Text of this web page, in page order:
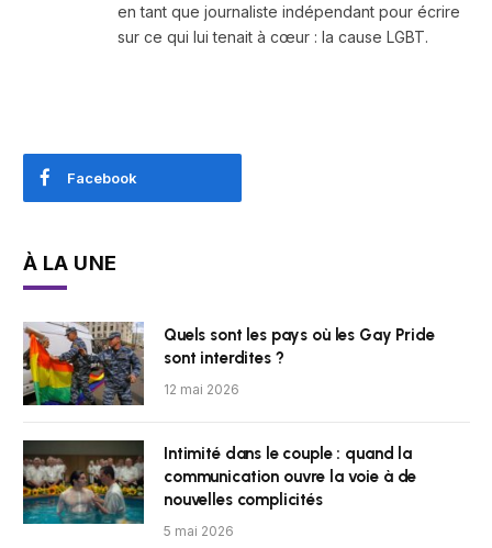
en tant que journaliste indépendant pour écrire
sur ce qui lui tenait à cœur : la cause LGBT.
Facebook
À LA UNE
Quels sont les pays où les Gay Pride
sont interdites ?
12 mai 2026
Intimité dans le couple : quand la
communication ouvre la voie à de
nouvelles complicités
5 mai 2026